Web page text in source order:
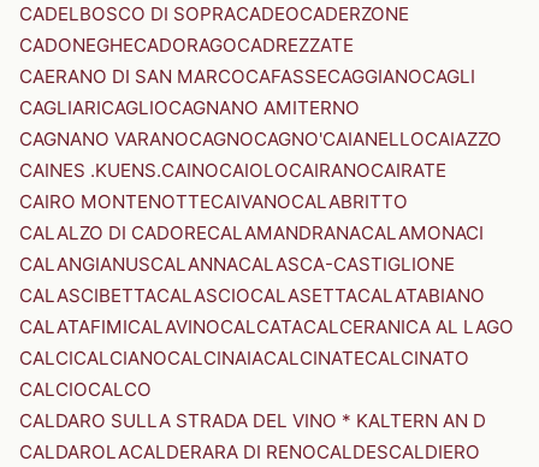
CADELBOSCO DI SOPRACADEOCADERZONE
CADONEGHECADORAGOCADREZZATE
CAERANO DI SAN MARCOCAFASSECAGGIANOCAGLI
CAGLIARICAGLIOCAGNANO AMITERNO
CAGNANO VARANOCAGNOCAGNO'CAIANELLOCAIAZZO
CAINES .KUENS.CAINOCAIOLOCAIRANOCAIRATE
CAIRO MONTENOTTECAIVANOCALABRITTO
CALALZO DI CADORECALAMANDRANACALAMONACI
CALANGIANUSCALANNACALASCA-CASTIGLIONE
CALASCIBETTACALASCIOCALASETTACALATABIANO
CALATAFIMICALAVINOCALCATACALCERANICA AL LAGO
CALCICALCIANOCALCINAIACALCINATECALCINATO
CALCIOCALCO
CALDARO SULLA STRADA DEL VINO * KALTERN AN D
CALDAROLACALDERARA DI RENOCALDESCALDIERO